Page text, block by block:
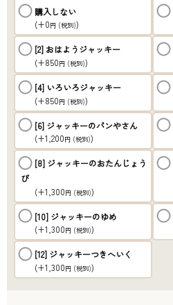
購入しない
(+0円 (税別))
[2] おはようジャッキー
(+850円 (税別))
[4] いろいろジャッキー
(+850円 (税別))
[6] ジャッキーのパンやさん
(+1,200円 (税別))
[8] ジャッキーのおたんじょう
び
(+1,300円 (税別))
[10] ジャッキーのゆめ
(+1,300円 (税別))
[12] ジャッキーつきへいく
(+1,300円 (税別))